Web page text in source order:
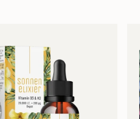
o
r
i